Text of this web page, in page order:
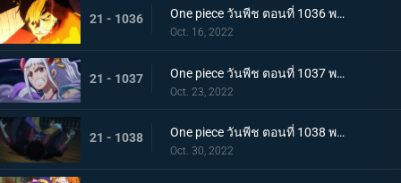
21 - 1036 One piece วันพีช ตอนที่ 1036 พากย์ไทย ต่อต้านคืนมืดมิด โชกุนใหญ่แคว้นวะกู่ก้อง
Oct. 16, 2022
21 - 1037 One piece วันพีช ตอนที่ 1037 พากย์ไทย เชื่อในลูฟี่สิ! พันธมิตรเปิดฉากโต้กลับ
Oct. 23, 2022
21 - 1038 One piece วันพีช ตอนที่ 1038 พากย์ไทย ท่าไม้ตายของนามิ! ศึกเสี่ยงตายของโอทามะ
Oct. 30, 2022